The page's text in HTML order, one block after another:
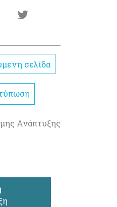
σελίδα
Ανάπτυξης